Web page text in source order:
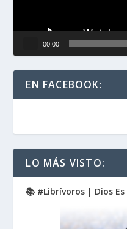
00:00
EN FACEBOOK:
LO MÁS VISTO:
📚 #Librívoros | Dios